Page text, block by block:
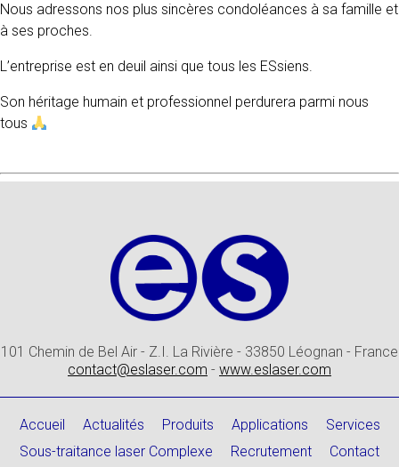
Nous adressons nos plus sincères condoléances à sa famille et
à ses proches.
L’entreprise est en deuil ainsi que tous les ESsiens.
Son héritage humain et professionnel perdurera parmi nous
tous
101 Chemin de Bel Air - Z.I. La Rivière - 33850 Léognan - France
contact@eslaser.com - www.eslaser.com
Accueil Actualités Produits Applications
Services
Sous-traitance laser Complexe
Recrutement Contact